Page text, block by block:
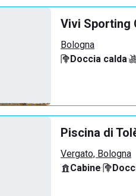
Vivi Sporting
Bologna
Doccia calda·
Piscina di
Vergato, Bologna
Cabine·